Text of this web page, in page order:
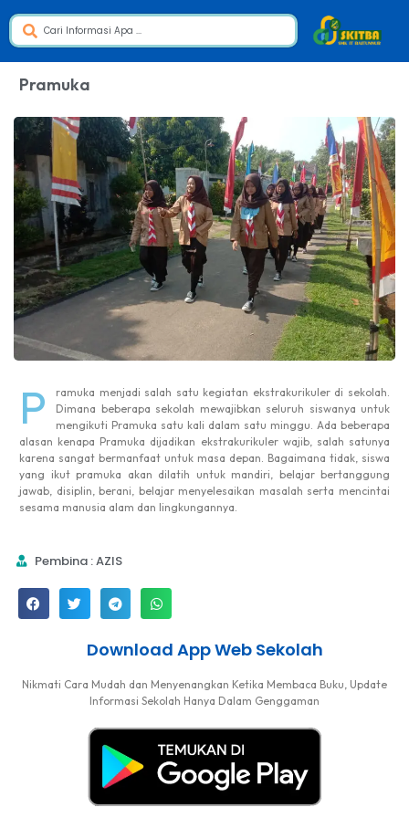
Pramuka
P
ramuka menjadi salah satu kegiatan ekstrakurikuler di sekolah.
Dimana beberapa sekolah mewajibkan seluruh siswanya untuk
mengikuti Pramuka satu kali dalam satu minggu. Ada beberapa
alasan kenapa Pramuka dijadikan ekstrakurikuler wajib, salah satunya
karena sangat bermanfaat untuk masa depan. Bagaimana tidak, siswa
yang ikut pramuka akan dilatih untuk mandiri, belajar bertanggung
jawab, disiplin, berani, belajar menyelesaikan masalah serta mencintai
sesama manusia alam dan lingkungannya.
Pembina : AZIS
Download App Web Sekolah
Nikmati Cara Mudah dan Menyenangkan Ketika Membaca Buku, Update
Informasi Sekolah Hanya Dalam Genggaman